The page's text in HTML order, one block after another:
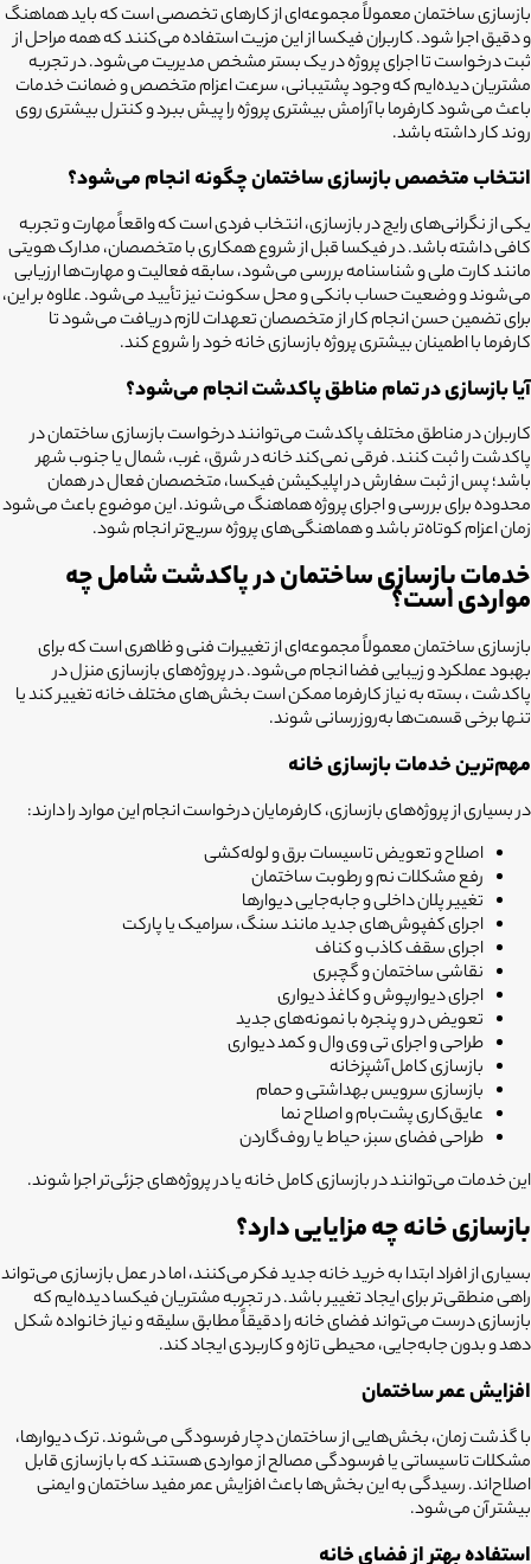
بازسازی ساختمان معمولاً مجموعه‌ای از کارهای تخصصی است که باید هماهنگ
و دقیق اجرا شود. کاربران فیکسا از این مزیت استفاده می‌کنند که همه مراحل از
ثبت درخواست تا اجرای پروژه در یک بستر مشخص مدیریت می‌شود. در تجربه
مشتریان دیده‌ایم که وجود پشتیبانی، سرعت اعزام متخصص و ضمانت خدمات
باعث می‌شود کارفرما با آرامش بیشتری پروژه را پیش ببرد و کنترل بیشتری روی
روند کار داشته باشد.
انتخاب متخصص بازسازی ساختمان چگونه انجام می‌شود؟
یکی از نگرانی‌های رایج در بازسازی، انتخاب فردی است که واقعاً مهارت و تجربه
کافی داشته باشد. در فیکسا قبل از شروع همکاری با متخصصان، مدارک هویتی
مانند کارت ملی و شناسنامه بررسی می‌شود، سابقه فعالیت و مهارت‌ها ارزیابی
می‌شوند و وضعیت حساب بانکی و محل سکونت نیز تأیید می‌شود. علاوه بر این،
برای تضمین حسن انجام کار از متخصصان تعهدات لازم دریافت می‌شود تا
کارفرما با اطمینان بیشتری پروژه بازسازی خانه خود را شروع کند.
آیا بازسازی در تمام مناطق پاکدشتانجام می‌شود؟
کاربران در مناطق مختلف پاکدشتمی‌توانند درخواستبازسازی ساختمان در
پاکدشترا ثبت کنند. فرقی نمی‌کند خانه در شرق، غرب، شمال یا جنوب شهر
باشد؛ پس از ثبت سفارش در اپلیکیشن فیکسا، متخصصان فعال در همان
محدوده برای بررسی و اجرای پروژه هماهنگ می‌شوند. این موضوع باعث می‌شود
زمان اعزام کوتاه‌تر باشد و هماهنگی‌های پروژه سریع‌تر انجام شود.
خدمات بازسازی ساختمان در پاکدشت شامل چه
مواردی است؟
بازسازی ساختمان معمولاً مجموعه‌ای از تغییرات فنی و ظاهری است که برای
بهبود عملکرد و زیبایی فضا انجام می‌شود. در پروژه‌های بازسازی منزل در
پاکدشت ، بسته به نیاز کارفرما ممکن است بخش‌های مختلف خانه تغییر کند یا
تنها برخی قسمت‌ها به‌روزرسانی شوند.
مهم‌ترین خدمات بازسازی خانه
در بسیاری از پروژه‌های بازسازی، کارفرمایان درخواست انجام این موارد را دارند:
اصلاح و تعویض تاسیسات برق و لوله‌کشی
رفع مشکلات نم و رطوبت ساختمان
تغییر پلان داخلی و جابه‌جایی دیوارها
اجرای کفپوش‌های جدید مانند سنگ، سرامیک یا پارکت
اجرای سقف کاذب و کناف
نقاشی ساختمان و گچبری
اجرای دیوارپوش و کاغذ دیواری
تعویض در و پنجره با نمونه‌های جدید
طراحی و اجرای تی وی وال و کمد دیواری
بازسازی کامل آشپزخانه
بازسازی سرویس بهداشتی و حمام
عایق‌کاری پشت‌بام و اصلاح نما
طراحی فضای سبز، حیاط یا روف‌گاردن
این خدمات می‌توانند در بازسازی کامل خانه یا در پروژه‌های جزئی‌تر اجرا شوند.
بازسازی خانه چه مزایایی دارد؟
بسیاری از افراد ابتدا به خرید خانه جدید فکر می‌کنند، اما در عمل بازسازی می‌تواند
راهی منطقی‌تر برای ایجاد تغییر باشد. در تجربه مشتریان فیکسا دیده‌ایم که
بازسازی درست می‌تواند فضای خانه را دقیقاً مطابق سلیقه و نیاز خانواده شکل
دهد و بدون جابه‌جایی، محیطی تازه و کاربردی ایجاد کند.
افزایش عمر ساختمان
با گذشت زمان، بخش‌هایی از ساختمان دچار فرسودگی می‌شوند. ترک دیوارها،
مشکلات تاسیساتی یا فرسودگی مصالح از مواردی هستند که با بازسازی قابل
اصلاح‌اند. رسیدگی به این بخش‌ها باعث افزایش عمر مفید ساختمان و ایمنی
بیشتر آن می‌شود.
استفاده بهتر از فضای خانه